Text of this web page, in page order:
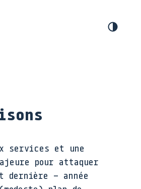
services et une
pour attaquer
dernière – année